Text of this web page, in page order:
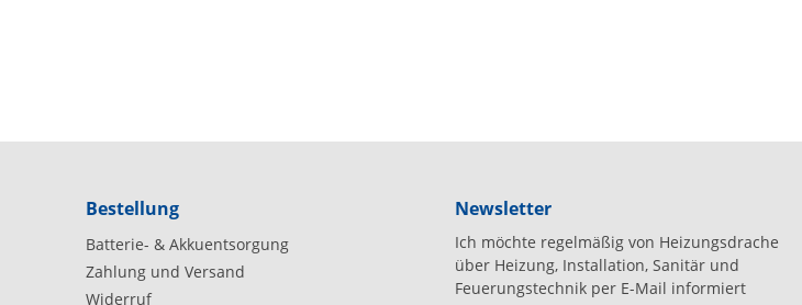
Bestellung
Batterie- & Akkuentsorgung
Zahlung und Versand
Widerruf
Newsletter
Ich möchte regelmäßig von Heizungsdrache
über Heizung, Installation, Sanitär und
Feuerungstechnik per E-Mail informiert